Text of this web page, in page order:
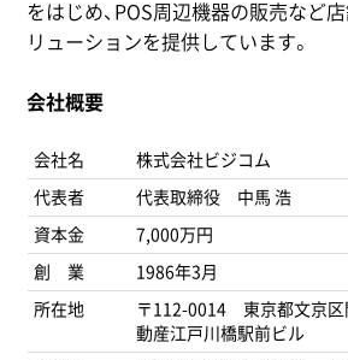
をはじめ、POS周辺機器の販売など
リューションを提供しています。
会社概要
会社名 株式会社ビジコム
代表者 代表取締役 中馬 浩
資本金 7,000万円
創 業 1986年3月
所在地
〒112-0014 東京都文京区
動産江戸川橋駅前ビル